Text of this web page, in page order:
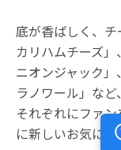
底が香ばしく、
カリハムチーズ
ニオンジャック
ラノワール」など
それぞれにファ
に新しいお気に